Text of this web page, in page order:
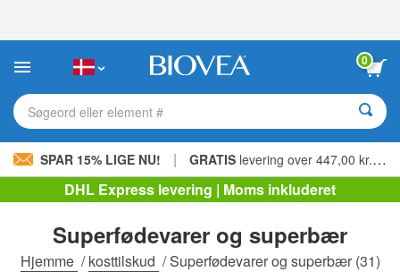
websted
0
Søgeord eller element #
SPAR 15% LIGE NU! | GRATIS levering over 447,00 kr. »
DHL Express levering | Moms inkluderet
Superfødevarer og superbær
Hjemme /kosttilskud /Superfødevarer og superbær(31)